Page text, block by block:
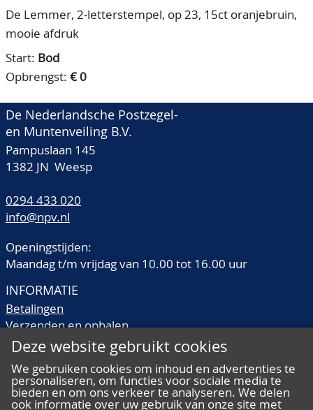
De Lemmer, 2-letterstempel, op 23, 15ct oranjebruin,
mooie afdruk
Start: Bod
Opbrengst: € 0
De Nederlandsche Postzegel-
en Muntenveiling B.V.
Pampuslaan 145
1382 JN Weesp
0294 433 020
info@npv.nl
Openingstijden:
Maandag t/m vrijdag van 10.00 tot 16.00 uur
INFORMATIE
Betalingen
Verzenden en ophalen
Veilingtermen
Kwaliteitsomschrijvingen
Veelgestelde vragen
Deze website gebruikt cookies
We gebruiken cookies om inhoud en advertenties te
personaliseren, om functies voor sociale media te
bieden en om ons verkeer te analyseren. We delen
ook informatie over uw gebruik van onze site met